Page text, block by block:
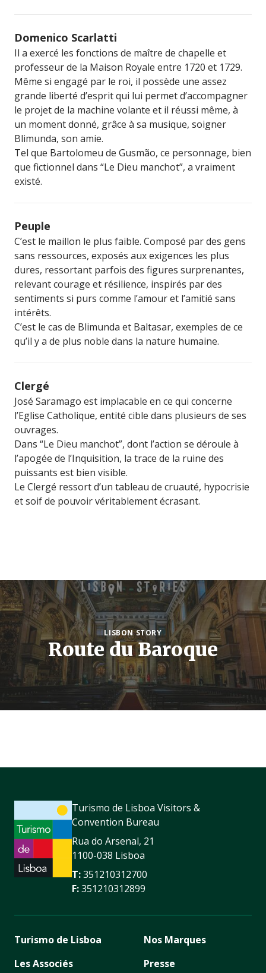
Domenico Scarlatti
Il a exercé les fonctions de maître de chapelle et
professeur de la Maison Royale entre 1720 et 1729.
Même si engagé par le roi, il possède une assez
grande liberté d’esprit qui lui permet d’accompagner
le projet de la machine volante et il réussi même, à
un moment donné, grâce à sa musique, soigner
Blimunda, son amie.
Tel que Bartolomeu de Gusmão, ce personnage, bien
que fictionnel dans “Le Dieu manchot”, a vraiment
existé.
Peuple
C’est le maillon le plus faible. Composé par des gens
sans ressources, exposés aux exigences les plus
dures, ressortant parfois des figures surprenantes,
relevant courage et résilience, inspirés par des
sentiments si purs comme l’amour et l’amitié sans
intérêts.
C’est le cas de Blimunda et Baltasar, exemples de ce
qu’il y a de plus noble dans la nature humaine.
Clergé
José Saramago est implacable en ce qui concerne
l’Eglise Catholique, entité cible dans plusieurs de ses
ouvrages.
Dans “Le Dieu manchot”, dont l’action se déroule à
l’apogée de l’Inquisition, la trace de la ruine des
puissants est bien visible.
Le Clergé ressort d’un tableau de cruauté, hypocrisie
et soif de pouvoir véritablement écrasant.
LISBON STORY
Route du Baroque
Turismo de Lisboa Visitors &
Convention Bureau
Rua do Arsenal, 21
1100-038 Lisboa
T:351210312700
F:351210312899
Turismo de Lisboa
Les Associés
Nos Marques
Presse